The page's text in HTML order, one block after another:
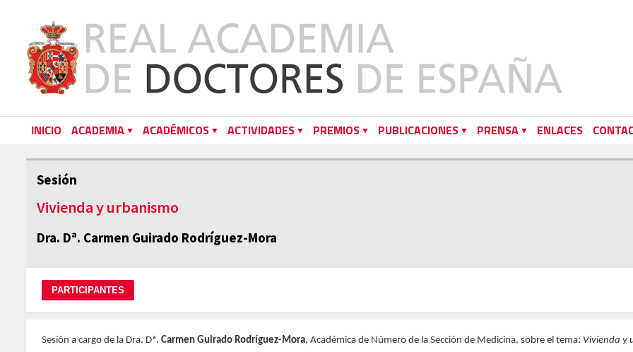
INICIO ACADEMIA ACADÉMICOS ACTIVIDADES PREMIOS PUBLICACIONES PRENSA ENLACES
Sesión
Vivienda y urbanismo
Dra. Dª. Carmen Guirado Rodríguez-Mora
Sesión a cargo de la Dra. Dª. Carmen Guirado Rodríguez-Mora, Académica de Número de la Sección de Medicina, sobre el tema: Vivienda y